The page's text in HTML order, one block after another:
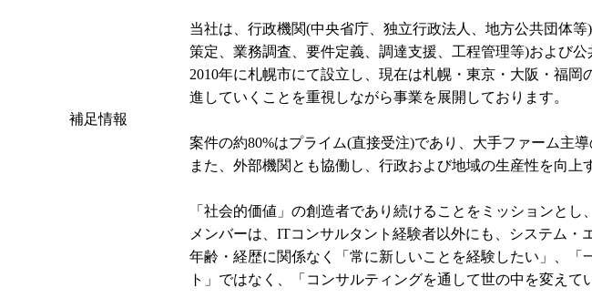
補足情報
当社は、行政機関(中央省庁、独立行政法人、地方公共団体
策定、業務調査、要件定義、調達支援、工程管理等)および
2010年に札幌市にて設立し、現在は札幌・東京・大阪・福
進していくことを重視しながら事業を展開しております。
案件の約80%はプライム(直接受注)であり、大手ファーム主
また、外部機関とも協働し、行政および地域の生産性を向
「社会的価値」の創造者であり続けることをミッションと
メンバーは、ITコンサルタント経験者以外にも、システム・
年齢・経歴に関係なく「常に新しいことを経験したい」、
ト」ではなく、「コンサルティングを通して世の中を変え